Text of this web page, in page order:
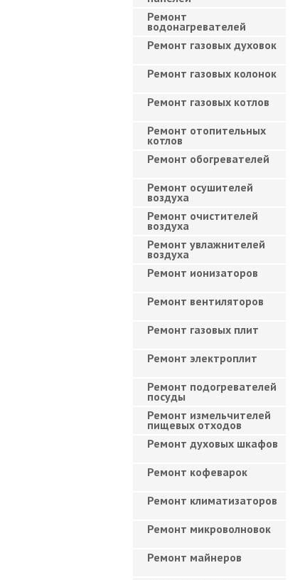
Ремонт
водонагревателей
Ремонт газовых духовок
Ремонт газовых колонок
Ремонт газовых котлов
Ремонт отопительных
котлов
Ремонт обогревателей
Ремонт осушителей
воздуха
Ремонт очистителей
воздуха
Ремонт увлажнителей
воздуха
Ремонт ионизаторов
Ремонт вентиляторов
Ремонт газовых плит
Ремонт электроплит
Ремонт подогревателей
посуды
Ремонт измельчителей
пищевых отходов
Ремонт духовых шкафов
Ремонт кофеварок
Ремонт климатизаторов
Ремонт микроволновок
Ремонт майнеров